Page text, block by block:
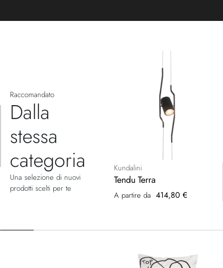
Raccomandato
Dalla
stessa
categoria
Una selezione di nuovi
prodotti scelti per te
Kundalini
Tendu Terra
A partire da 414,80 €